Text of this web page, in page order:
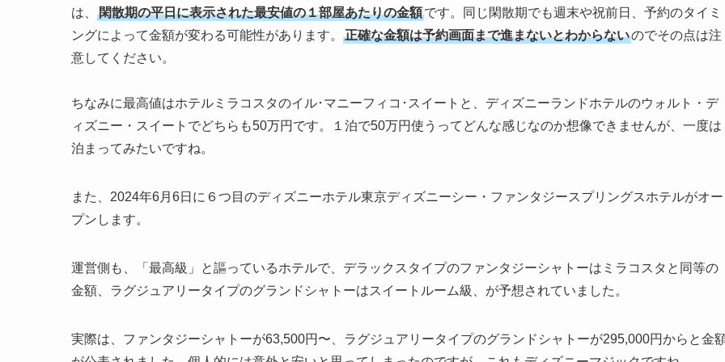
は、 閑散期の平日に表示された最安値の１部屋あたりの金額です。同じ閑散期でも週末や祝前日、予約のタイミ
ングによって金額が変わる可能性があります。
正確な金額は予約画面まで進まないとわからないのでその点は注
意してください。
ちなみに最高値はホテルミラコスタのイル･マニーフィコ･スイートと、ディズニーランドホテルのウォルト・デ
ィズニー・スイートでどちらも50万円です。１泊で50万円使うってどんな感じなのか想像できませんが、一度は
泊まってみたいですね。
また、2024年6月6日に６つ目のディズニーホテル東京ディズニーシー・ファンタジースプリングスホテルがオー
プンします。
運営側も、「最高級」と謳っているホテルで、デラックスタイプのファンタジーシャトーはミラコスタと同等の
金額、ラグジュアリータイプのグランドシャトーはスイートルーム級、が予想されていました。
実際は、ファンタジーシャトーが63,500円〜、ラグジュアリータイプのグランドシャトーが295,000円からと金